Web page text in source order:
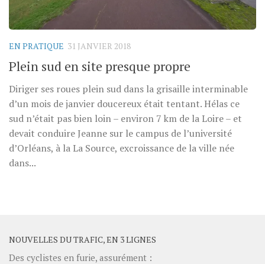
EN PRATIQUE 31 JANVIER 2018
Plein sud en site presque propre
Diriger ses roues plein sud dans la grisaille interminable
d’un mois de janvier doucereux était tentant. Hélas ce
sud n’était pas bien loin – environ 7 km de la Loire – et
devait conduire Jeanne sur le campus de l’université
d’Orléans, à la La Source, excroissance de la ville née
dans...
NOUVELLES DU TRAFIC, EN 3 LIGNES
Des cyclistes en furie, assurément :